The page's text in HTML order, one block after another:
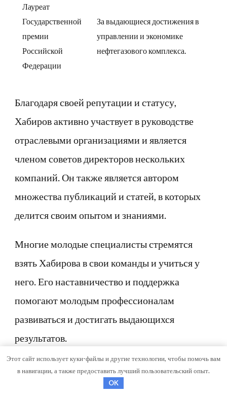
Лауреат
Государственной
премии
Российской
Федерации
За выдающиеся достижения в
управлении и экономике
нефтегазового комплекса.
Благодаря своей репутации и статусу,
Хабиров активно участвует в руководстве
отраслевыми организациями и является
членом советов директоров нескольких
компаний. Он также является автором
множества публикаций и статей, в которых
делится своим опытом и знаниями.
Многие молодые специалисты стремятся
взять Хабирова в свои команды и учиться у
него. Его наставничество и поддержка
помогают молодым профессионалам
развиваться и достигать выдающихся
результатов.
Статус и репутация Хабирова в индустрии
нефтяного дела являются подтверждением
Этот сайт использует куки-файлы и другие технологии, чтобы помочь вам
в навигации, а также предоставить лучший пользовательский опыт.
OK